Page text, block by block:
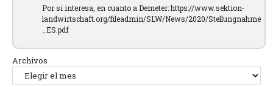
Por si interesa, en cuanto a Demeter: https://www.sektion-
landwirtschaft.org/fileadmin/SLW/News/2020/Stellungnahme
_ES.pdf
Archivos